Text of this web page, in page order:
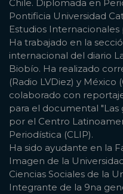
Chile. Diplomada en
Pontificia Universidad
Estudios
Ha trabajado en la
internacional del diario
Biobío. Ha realizado
(Radio LVDiez) y México
colaborado con
para el documental "Las
por el Centro
Periodística (CLIP).
Ha sido ayudante en la
Imagen de la
Ciencias Sociales de la
Integrante de la 9na